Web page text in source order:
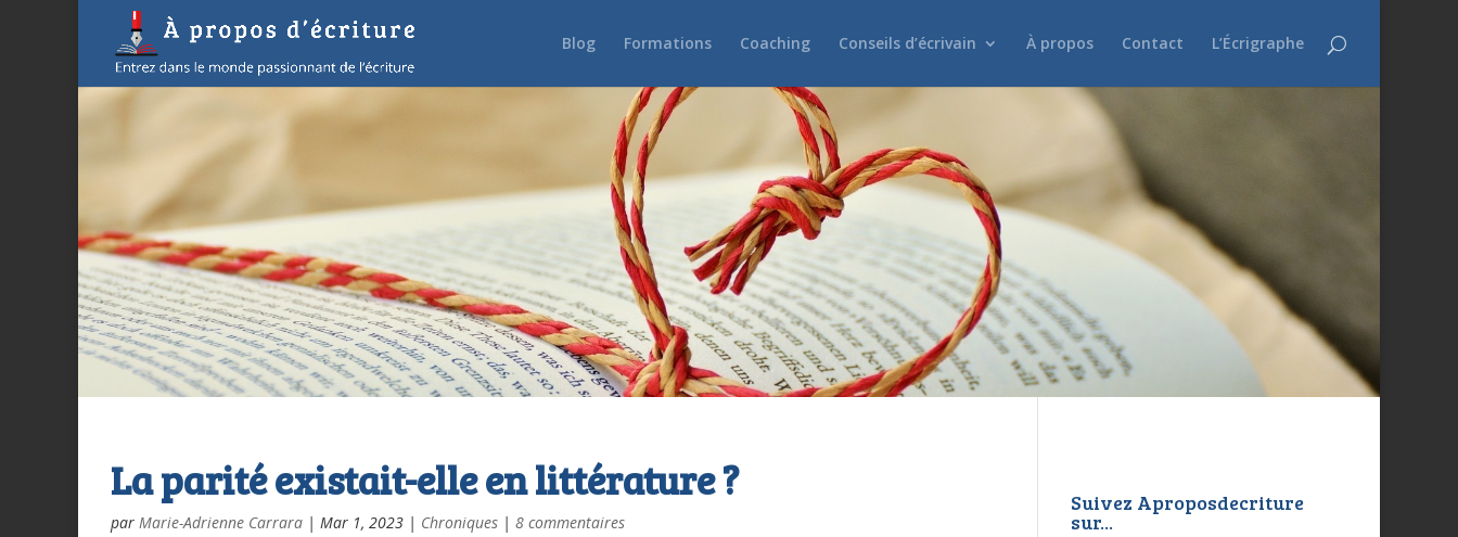
Blog Formations Coaching Conseils d’écrivain À propos Contact L’Écrigraphe
La parité existait-elle en littérature ?
par Marie-Adrienne Carrara | Mar 1, 2023 | Chroniques | 8 commentaires
Suivez Aproposdecriture
sur...